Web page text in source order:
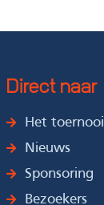
Direct naar
Het toernooi
Nieuws
Sponsoring
Bezoekers